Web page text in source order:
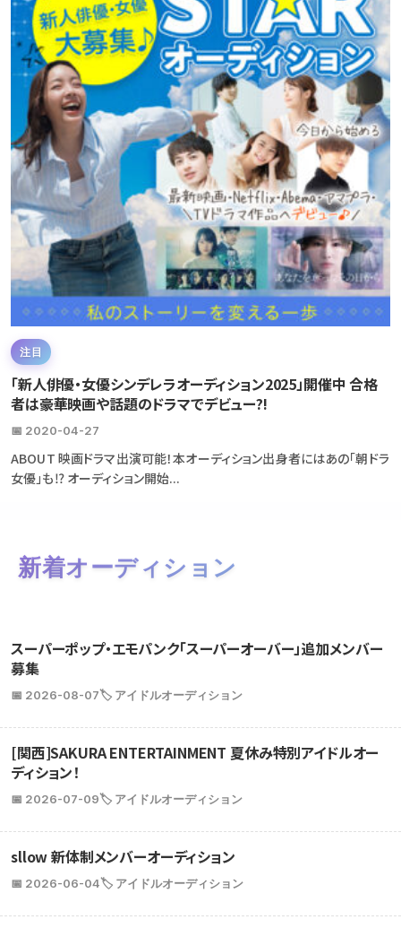
注目
「新人俳優・女優シンデレラオーディション2025」開催中 合格
者は豪華映画や話題のドラマでデビュー?!
📅 2020-04-27
ABOUT 映画ドラマ出演可能！本オーディション出身者にはあの「朝ドラ
女優」も⁉ オーディション開始...
新着オーディション
スーパーポップ・エモパンク「スーパーオーバー」追加メンバー
募集
📅 2026-08-07🏷️ アイドルオーディション
[関西]SAKURA ENTERTAINMENT 夏休み特別アイドルオー
ディション！
📅 2026-07-09🏷️ アイドルオーディション
sllow 新体制メンバーオーディション
📅 2026-06-04🏷️ アイドルオーディション